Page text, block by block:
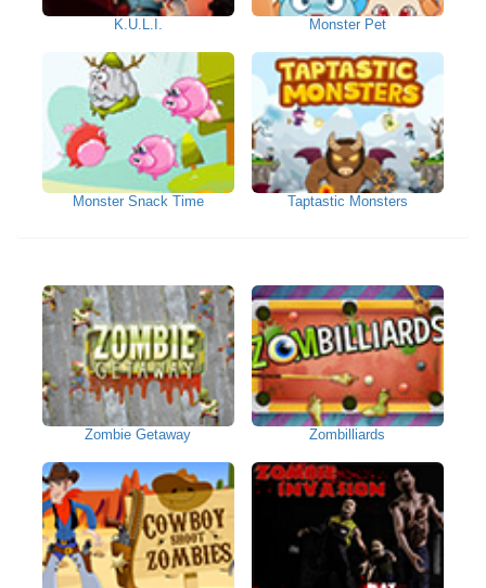
K.U.L.I. Monster Pet
Monster Snack Time Taptastic Monsters
Zombie Getaway Zombilliards